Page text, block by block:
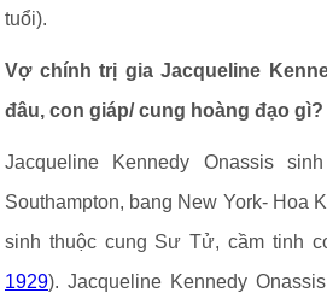
tuổi).
Vợ chính trị gia Jacqueline
đâu, con giáp/ cung hoàng đạo gì?
Jacqueline Kennedy Onassis
Southampton, bang New York- Hoa
sinh thuộc cung Sư Tử, cầm tinh
1929). Jacqueline Kennedy